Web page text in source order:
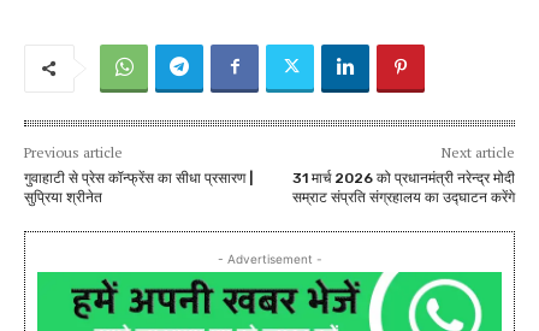
Previous article
गुवाहाटी से प्रेस कॉन्फ्रेंस का सीधा प्रसारण |
सुप्रिया श्रीनेत
Next article
31 मार्च 2026 को प्रधानमंत्री नरेन्‍द्र मोदी
सम्राट संप्रति संग्रहालय का उद्घाटन करेंगे
- Advertisement -